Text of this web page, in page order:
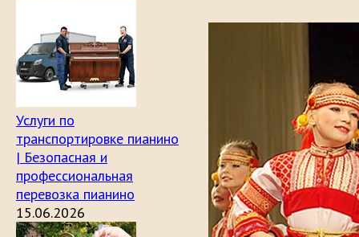
Услуги по
транспортировке пианино
| Безопасная и
профессиональная
перевозка пианино
15.06.2026